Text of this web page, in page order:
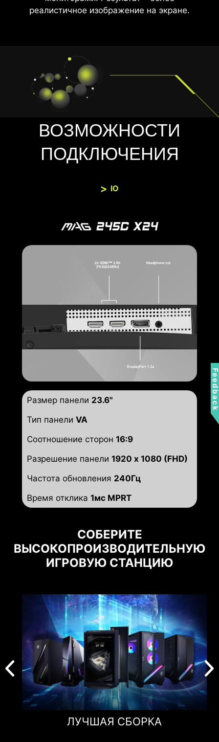
реалистичное изображение на экране.
ВОЗМОЖНОСТИ
ПОДКЛЮЧЕНИЯ
IO
Размер панели 23.6"
Тип панели VA
Соотношение сторон 16:9
Разрешение панели 1920 x 1080 (FHD)
Частота обновления 240Гц
Время отклика 1мс MPRT
СОБЕРИТЕ
ВЫСОКОПРОИЗВОДИТЕЛЬНУЮ
ИГРОВУЮ СТАНЦИЮ
ЛУЧШАЯ СБОРКА